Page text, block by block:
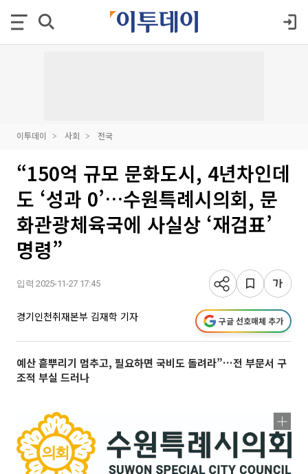
이투데이 사회 전국
“150억 규모 문화도시, 4년차인데
도 ‘성과 0’…수원특례시의회, 문
화관광체육국에 사실상 ‘재검표’
명령”
입력 2025-11-27 17:45
경기인천취재본부 김재학 기자 구글 선호매체 추가
예산 흩뿌리기 멈추고, 필요하면 국비도 돌려라”…전 부문서 구
조적 부실 드러나